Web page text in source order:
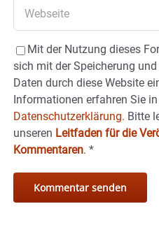
Mit der Nutzung dieses
sich mit der Speicherung
Daten durch diese Website
Informationen erfahren Sie
Datenschutzerklärung. Bitte
unseren Leitfaden für die
Kommentaren. *